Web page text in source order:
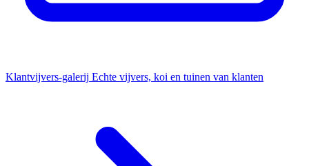
Klantvijvers-galerij Echte vijvers, koi en tuinen van klanten